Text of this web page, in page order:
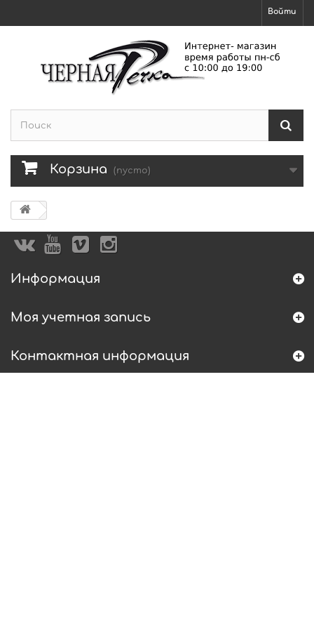
Войти
Корзина (пусто)
Информация
Моя учетная запись
Контактная информация